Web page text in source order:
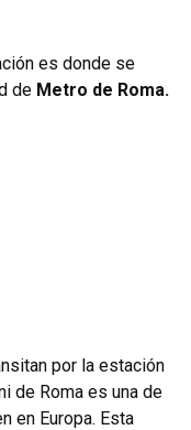
es donde se
de Metro de Roma.
por la estación
de Roma es una de
en Europa. Esta